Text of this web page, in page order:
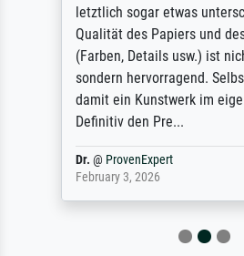
letztlich sogar etwas
Qualität des Papiers und
(Farben, Details usw.) ist
sondern hervorragend.
damit ein Kunstwerk im
Definitiv den Pre...
Dr. @ ProvenExpert
February 3, 2026